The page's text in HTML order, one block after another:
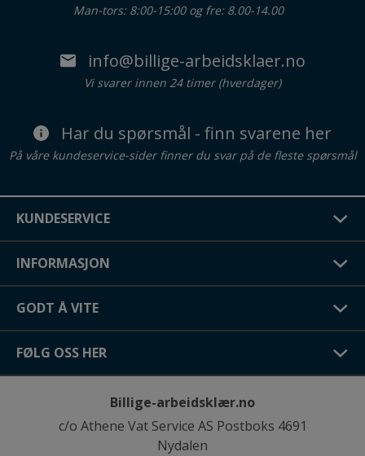
Man-tors: 8:00-15:00 og fre: 8.00-14.00
info@billige-arbeidsklaer.no
Vi svarer innen 24 timer (hverdager)
Har du spørsmål - finn svarene her
På våre kundeservice-sider finner du svar på de fleste spørsmål
KUNDESERVICE
INFORMASJON
GODT Å VITE
FØLG OSS HER
Billige-arbeidsklær.no
c/o Athene Vat Service AS Postboks 4691
Nydalen